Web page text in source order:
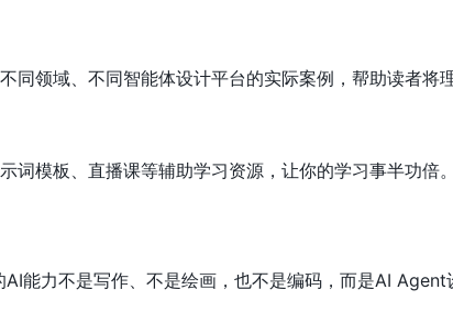
同领域、不同智能体设计平台的实际案例，帮助读者将
词模板、直播课等辅助学习资源，让你的学习事半功倍。
能力不是写作、不是绘画，也不是编码，而是AI Agent